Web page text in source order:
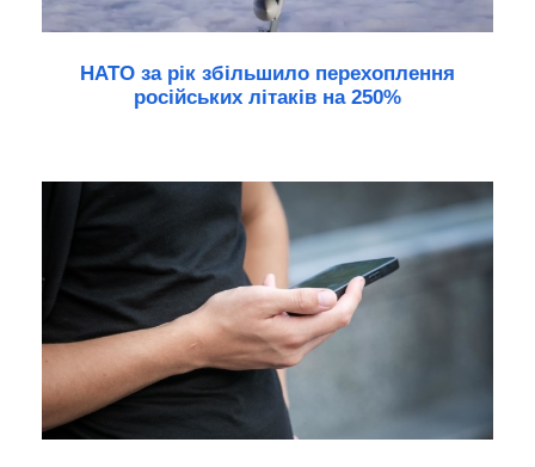
НАТО за рік збільшило перехоплення
російських літаків на 250%